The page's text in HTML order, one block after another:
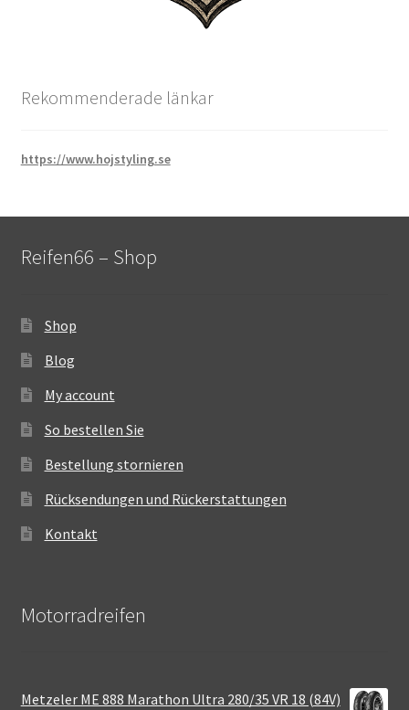
Rekommenderade länkar
https://www.hojstyling.se
Reifen66 – Shop
Shop
Blog
My account
So bestellen Sie
Bestellung stornieren
Rücksendungen und Rückerstattungen
Kontakt
Motorradreifen
Metzeler ME 888 Marathon Ultra 280/35 VR 18 (84V)